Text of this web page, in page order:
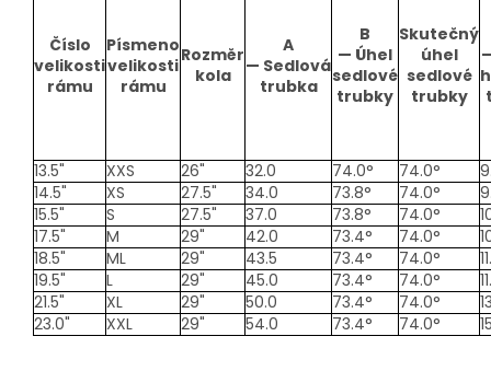
Číslo
velikosti
rámu
Písmeno
velikosti
rámu
Rozměr
kola
A
— Sedlová
trubka
B
— Úhel
sedlové
trubky
Skutečný
úhel
sedlové
trubky
13.5" XXS 26" 32.0 74.0° 74.0°
14.5"
XS 27.5" 34.0 73.8° 74.0°
15.5"
S 27.5" 37.0 73.8° 74.0°
17.5"
M 29" 42.0 73.4° 74.0°
18.5"
ML 29" 43.5 73.4° 74.0°
19.5"
L 29" 45.0 73.4° 74.0°
21.5"
XL 29" 50.0 73.4° 74.0°
23.0"
XXL 29" 54.0 73.4° 74.0°